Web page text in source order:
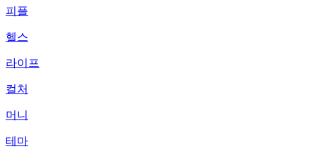
피플
헬스
라이프
컬처
머니
테마